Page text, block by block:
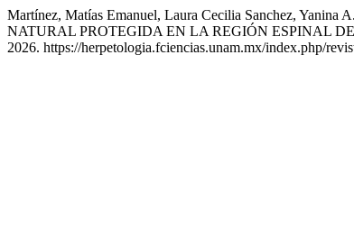
Martínez, Matías Emanuel, Laura Cecilia Sanchez,
NATURAL PROTEGIDA EN LA REGIÓN ESPINAL
2026. https://herpetologia.fciencias.unam.mx/index.php/